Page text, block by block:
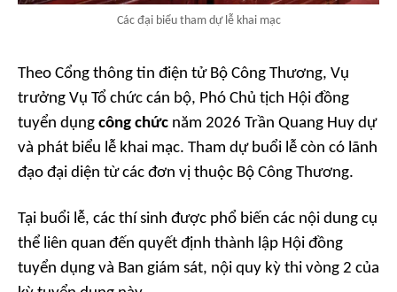
Các đại biểu tham dự lễ khai mạc
Theo Cổng thông tin điện tử Bộ Công Thương, Vụ
trưởng Vụ Tổ chức cán bộ, Phó Chủ tịch Hội đồng
tuyển dụng công chức năm 2026 Trần Quang Huy dự
và phát biểu lễ khai mạc. Tham dự buổi lễ còn có lãnh
đạo đại diện từ các đơn vị thuộc Bộ Công Thương.
Tại buổi lễ, các thí sinh được phổ biến các nội dung cụ
thể liên quan đến quyết định thành lập Hội đồng
tuyển dụng và Ban giám sát, nội quy kỳ thi vòng 2 của